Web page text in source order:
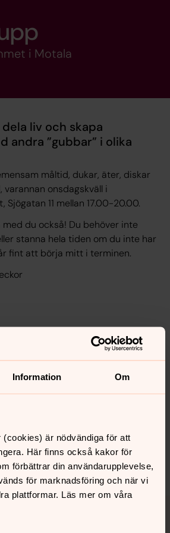
Information Om
är nödvändiga för att
Här finns också kakor för
förbättrar din användarupplevelse,
för marknadsföring och när vi
plattformar. Läs mer om våra
i Motala
liv och skapa
andra ”gubbar” i olika
måltid, dukar, äter, diskar
onsdagskväll i
Sjögatan 11 mellan 17.00-20.00.
du också! Du behöver inte
stanna hela tiden om du inte har
fint att börja mitt i terminen.